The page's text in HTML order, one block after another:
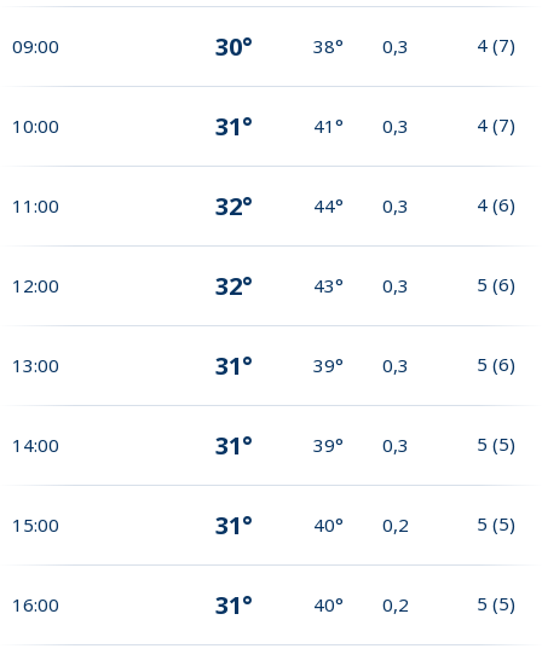
09:00 30° 38° 0,3 4 (7)
10:00 31° 41° 0,3 4 (7)
11:00 32° 44° 0,3 4 (6)
12:00 32° 43° 0,3 5 (6)
13:00 31° 39° 0,3 5 (6)
14:00 31° 39° 0,3 5 (5)
15:00 31° 40° 0,2 5 (5)
16:00 31° 40° 0,2 5 (5)